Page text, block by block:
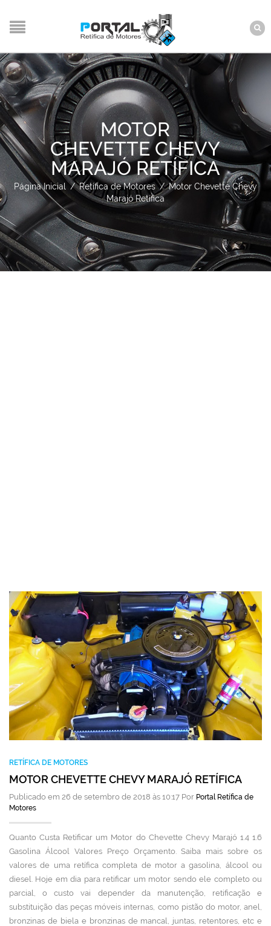
MOTOR
CHEVETTE CHEVY
MARAJÓ RETÍFICA
Página Inicial / Retífica de Motores / Motor Chevette Chevy
Marajó Retífica
RETÍFICA DE MOTORES
MOTOR CHEVETTE CHEVY MARAJÓ RETÍFICA
Publicado em 26 de setembro de 2018 às 10:17 Por Portal Retífica de
Motores
Quanto Custa Retificar um Motor do Chevette Chevy Marajó 1.4 1.6
Gasolina Álcool Valores Preço Orçamento. Saiba mais sobre os
valores de uma retífica completa de motor a gasolina, álcool ou
diesel. Hoje em dia para retificar um motor sendo ele completo ou
parcial, o custo vai depender da manutenção, retificação e
substituição das peças móveis internas, como pistão do motor, anel,
bronzinas de biela e bronzinas de mancal, juntas, retentores, etc e